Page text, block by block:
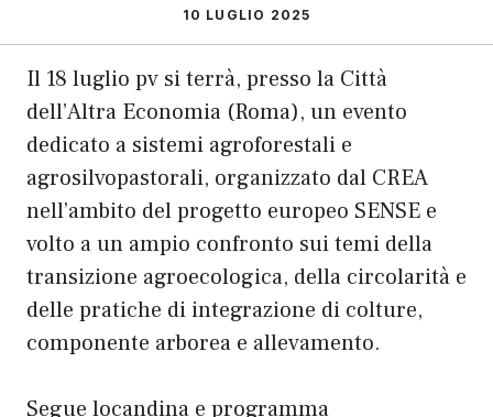
10 LUGLIO 2025
Il 18 luglio pv si terrà, presso la Città
dell’Altra Economia (Roma), un evento
dedicato a sistemi agroforestali e
agrosilvopastorali, organizzato dal CREA
nell’ambito del progetto europeo SENSE e
volto a un ampio confronto sui temi della
transizione agroecologica, della circolarità e
delle pratiche di integrazione di colture,
componente arborea e allevamento.
Segue locandina e programma